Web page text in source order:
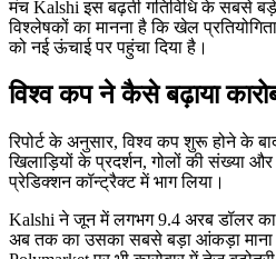
मंच Kalshi इस बढ़ती गतिविधि के सबसे बड़े
विश्लेषकों का मानना है कि खेल
को नई ऊंचाई पर पहुंचा दिया है।
विश्व कप ने कैसे बढ़ाया
रिपोर्ट के अनुसार, विश्व कप शुरू होने के
खिलाड़ियों के प्रदर्शन, गोलों की संख्या
प्रेडिक्शन कॉन्ट्रैक्ट में भाग लिया।
Kalshi ने जून में लगभग 9.4 अरब डॉलर का
अब तक का उसका सबसे बड़ा आंकड़ा माना